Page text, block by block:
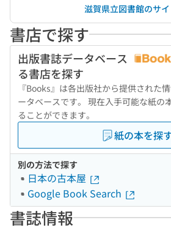
滋賀県立図書館のサ
書店で探す
出版書誌データベース
る書店を探す
『Books』は各出版社から提供された
ータベースです。 現在入手可能な紙の
ることができます。
紙の本を探
別の方法で探す
日本の古本屋
Google Book Search
書誌情報